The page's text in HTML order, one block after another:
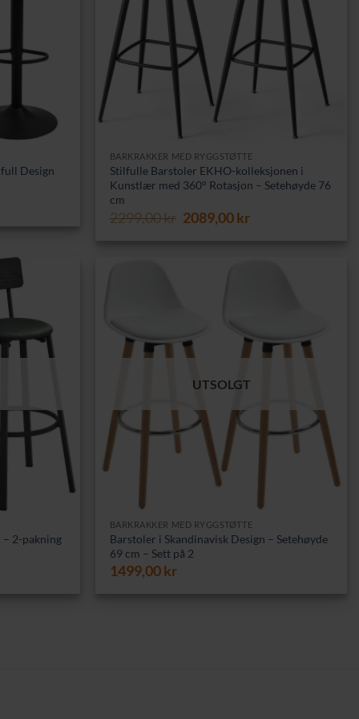
Design
BARKRAKKER MED RYGGSTØTTE
Stilfulle Barstoler EKHO-kolleksjonen i
Kunstlær med 360° Rotasjon – Setehøyde 76
cm
2299,00kr Opprinnelig
2089,00krNåværende
2-pakning
UTSOLGT
BARKRAKKER MED RYGGSTØTTE
Barstoler i Skandinavisk Design – Setehøyde
69 cm – Sett på 2
1499,00kr